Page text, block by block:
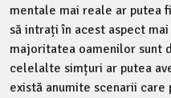
mentale mai reale ar putea
să intrați în acest aspect
majoritatea oamenilor sunt
celelalte simțuri ar putea
există anumite scenarii care